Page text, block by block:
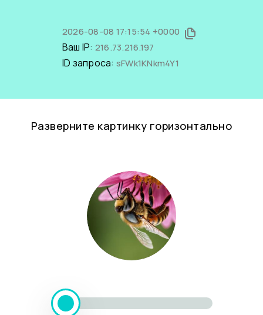
2026-08-08 17:15:54 +0000
Ваш IP: 216.73.216.197
ID запроса: sFWk1KNkm4Y1
Разверните картинку горизонтально